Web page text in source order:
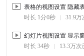
1.8千
06:33
置
1.4千
表格的视图设置 隐藏表
时长 1分0秒
31.9万
幻灯片视图设置 显示
时长 34秒
13.3万次